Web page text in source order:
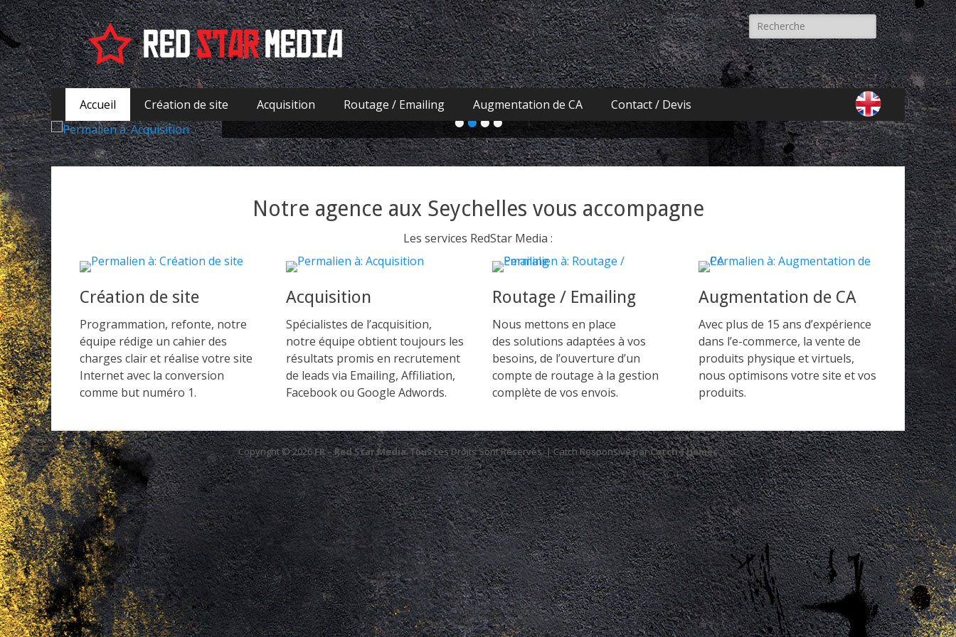
FR - Red Star Media
Recherche
pour:
Premier menu
Aller
contenu
Accueil Création de site Acquisition Routage / Emailing Augmentation de CA Contact / Devis
••••
Acquisition
Posté leparadmin
Spécialistes de l’acquisition, notre équipe obtient toujours les résultats promis en
recrutement de leads via Emailing, Affiliation, Facebook ou Google Adwords.
Notre agence aux Seychelles vous accompagne
Les services RedStar Media :
Création de site
Programmation, refonte, notre
équipe rédige un cahier des
charges clair et réalise votre site
Internet avec la conversion
comme but numéro 1.
Acquisition
Spécialistes de l’acquisition,
notre équipe obtient toujours les
résultats promis en recrutement
de leads via Emailing, Affiliation,
Facebook ou Google Adwords.
Routage / Emailing
Nous mettons en place
des solutions adaptées à vos
besoins, de l’ouverture d’un
compte de routage à la gestion
complète de vos envois.
Augmentation de CA
Avec plus de 15 ans d’expérience
dans l’e-commerce, la vente de
produits physique et virtuels,
nous optimisons votre site et vos
produits.
Copyright © 2026FR – Red Star Media. Tous Les Droits Sont Réservés. | Catch Responsive parCatch Themes